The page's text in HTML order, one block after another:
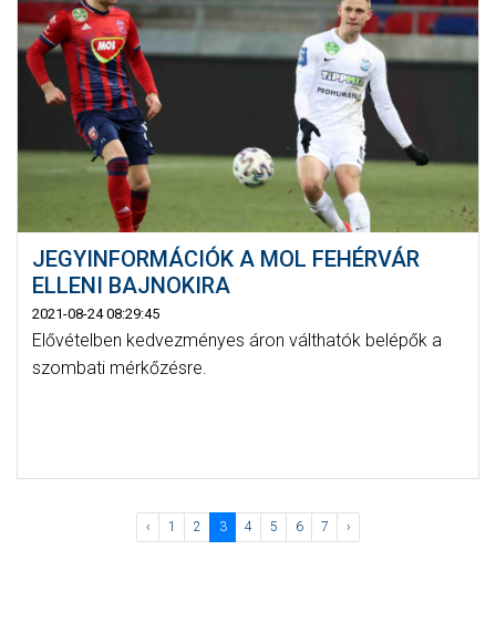
JEGYINFORMÁCIÓK A MOL FEHÉRVÁR
ELLENI BAJNOKIRA
2021-08-24 08:29:45
Elővételben kedvezményes áron válthatók belépők a
szombati mérkőzésre.
‹ 1 2 3 4 5 6 7 ›